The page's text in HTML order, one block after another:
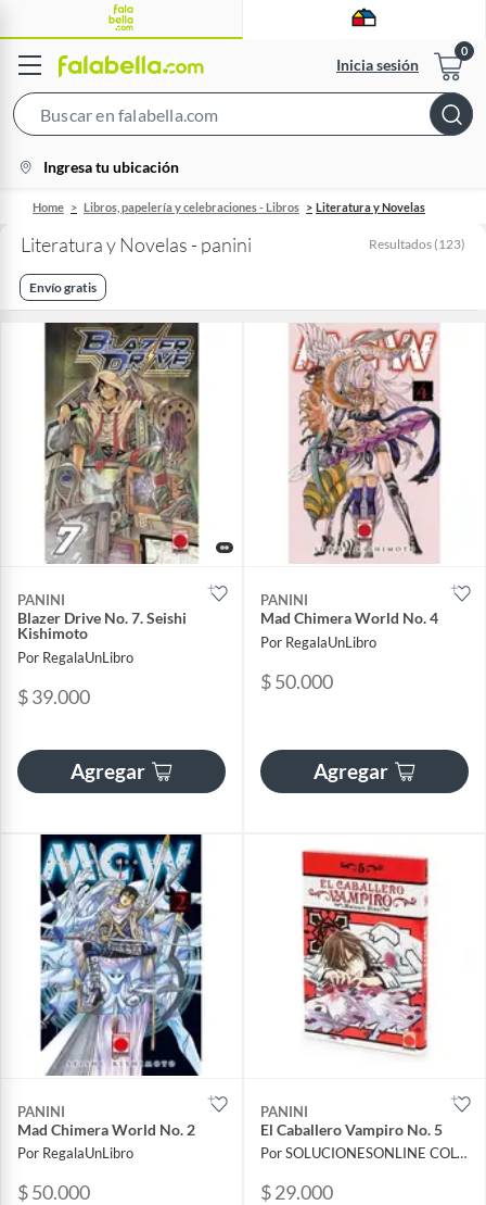
Inicia sesión
Bar
location-
icon
Ingresa tu ubicación
Home Libros, papelería y celebraciones - Libros Literatura y Novelas
Literatura y Novelas - panini Resultados (123)
Envío gratis
PANINI
Blazer Drive No. 7. Seishi
Kishimoto
Por RegalaUnLibro
$ 39.000
Agregar
PANINI
Mad Chimera World No. 4
Por RegalaUnLibro
$ 50.000
Agregar
PANINI
Mad Chimera World No. 2
Por RegalaUnLibro
$ 50.000
PANINI
El Caballero Vampiro No. 5
Por SOLUCIONESONLINE COLOMBIA SAS
$ 29.000